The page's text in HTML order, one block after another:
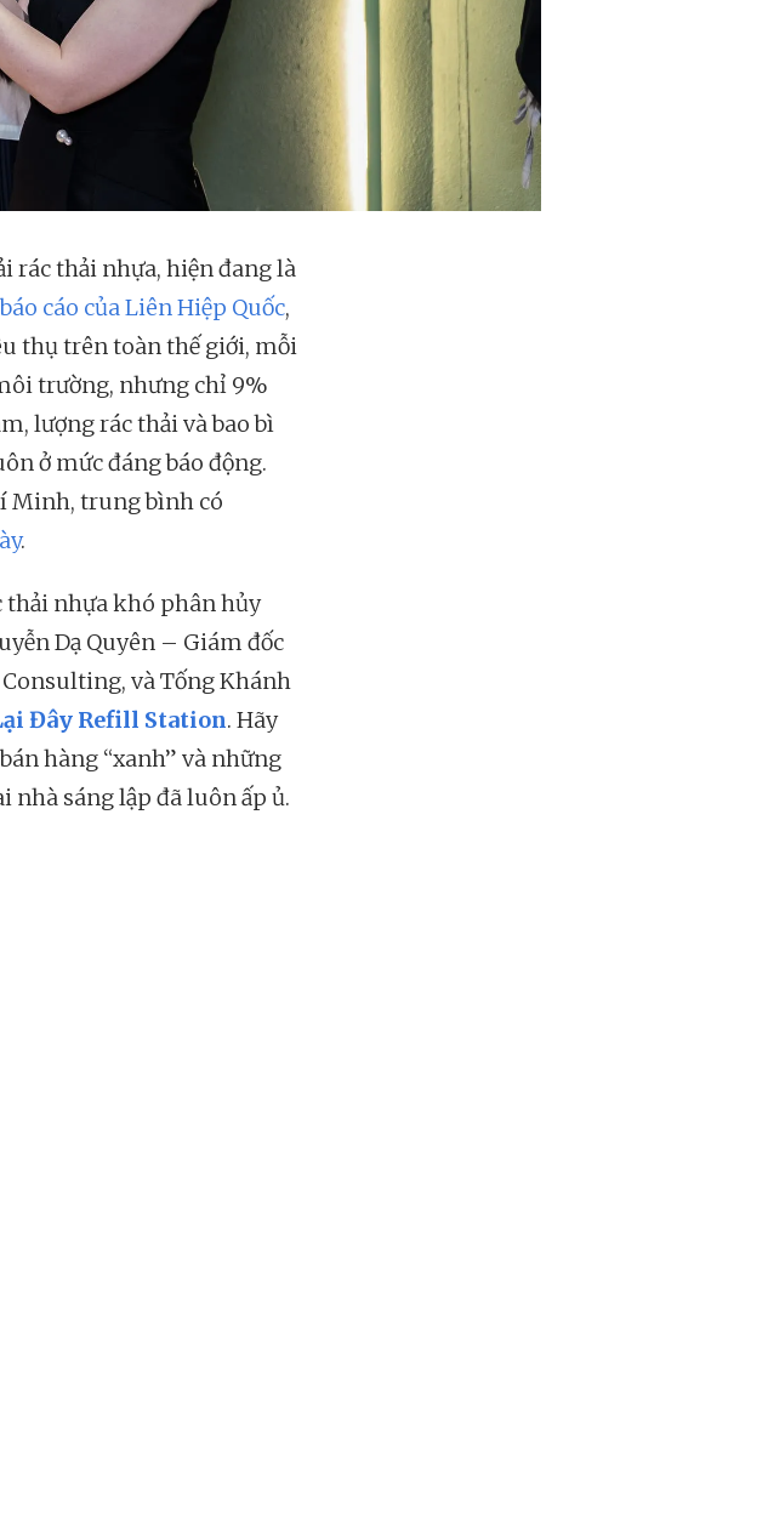
rác thải nhựa, hiện đang là
báo cáo của Liên Hiệp Quốc,
thụ trên toàn thế giới, mỗi
trường, nhưng chỉ 9%
lượng rác thải và bao bì
ở mức đáng báo động.
Minh, trung bình có
.
nhựa khó phân hủy
Dạ Quyên – Giám đốc
và Tống Khánh
Đây Refill Station. Hãy
hàng “xanh” và những
sáng lập đã luôn ấp ủ.